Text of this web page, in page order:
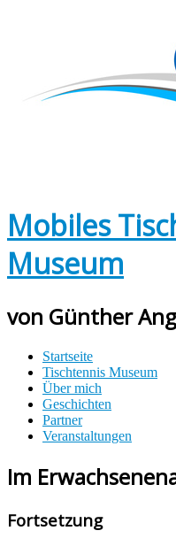
Mobiles
Museum
von Günther
Startseite
Tischtennis Museum
Über mich
Geschichten
Partner
Veranstaltungen
Im
Fortsetzung